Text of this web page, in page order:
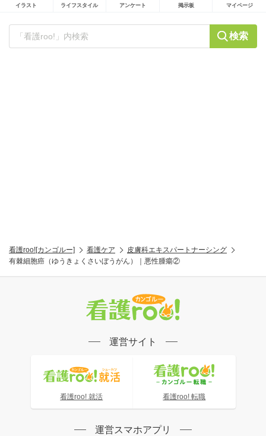
イラスト ライフスタイル アンケート 掲示板 マイページ
検索
看護roo![カンゴルー] 看護ケア
皮膚科エキスパートナーシング
有棘細胞癌（ゆうきょくさいぼうがん）｜悪性腫瘍②
運営サイト
看護roo! 就活 看護roo! 転職
運営スマホアプリ